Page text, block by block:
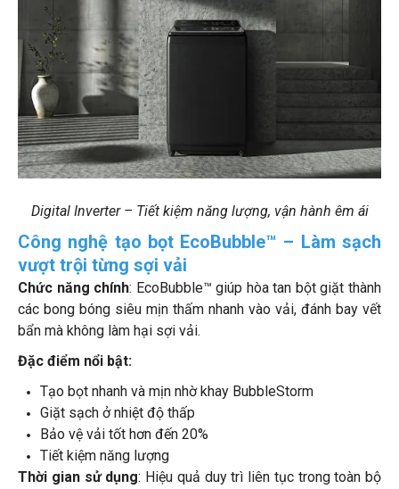
Digital Inverter – Tiết kiệm năng lượng, vận hành êm ái
Công nghệ tạo bọt EcoBubble™ – Làm sạch
vượt trội từng sợi vải
Chức năng chính: EcoBubble™ giúp hòa tan bột giặt thành
các bong bóng siêu mịn thấm nhanh vào vải, đánh bay vết
bẩn mà không làm hại sợi vải.
Đặc điểm nổi bật:
Tạo bọt nhanh và mịn nhờ khay BubbleStorm
Giặt sạch ở nhiệt độ thấp
Bảo vệ vải tốt hơn đến 20%
Tiết kiệm năng lượng
Thời gian sử dụng: Hiệu quả duy trì liên tục trong toàn bộ